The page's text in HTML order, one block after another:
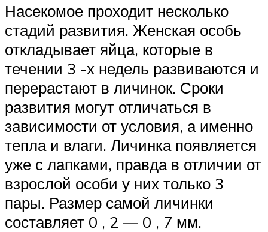
Насекомое проходит несколько
стадий развития. Женская особь
откладывает яйца, которые в
течении 3 -х недель развиваются и
перерастают в личинок. Сроки
развития могут отличаться в
зависимости от условия, а именно
тепла и влаги. Личинка появляется
уже с лапками, правда в отличии от
взрослой особи у них только 3
пары. Размер самой личинки
составляет 0 , 2 — 0 , 7 мм.